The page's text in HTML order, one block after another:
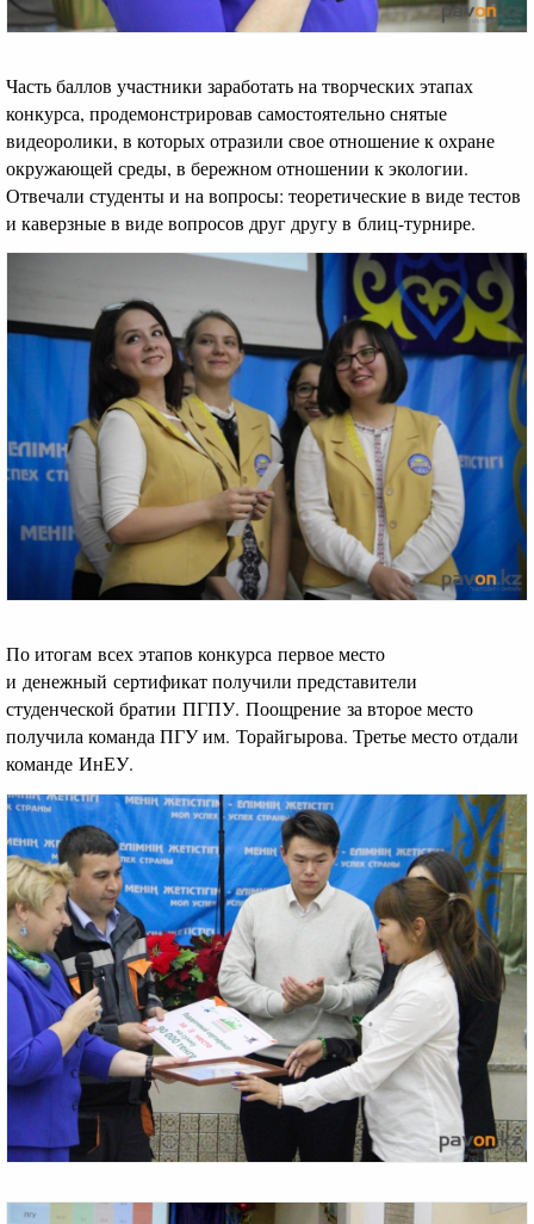
Часть баллов участники заработать на творческих этапах
конкурса, продемонстрировав самостоятельно снятые
видеоролики, в которых отразили свое отношение к охране
окружающей среды, в бережном отношении к экологии.
Отвечали студенты и на вопросы: теоретические в виде тестов
и каверзные в виде вопросов друг другу в блиц-турнире.
По итогам всех этапов конкурса первое место
и денежный сертификат получили представители
студенческой братии ПГПУ. Поощрение за второе место
получила команда ПГУ им. Торайгырова. Третье место отдали
команде ИнЕУ.